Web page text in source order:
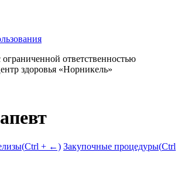
ответственностью
здоровья «Норникель»
(Ctrl + ←) Закупочные процедуры(Ctrl